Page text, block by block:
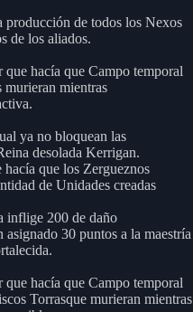
de todos los Nexos
de los aliados.
que hacía que Campo temporal
mientras
ya no bloquean las
desolada Kerrigan.
que los Zergueznos
de Unidades creadas
inflige 200 de daño
asignado 30 puntos a la maestría
que hacía que Campo temporal
Torrasque murieran mientras